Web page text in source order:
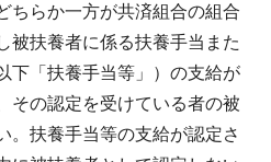
ちらか一方が共済組合の組合
被扶養者に係る扶養手当また
下「扶養手当等」）の支給が
その認定を受けている者の被
。扶養手当等の支給が認定さ